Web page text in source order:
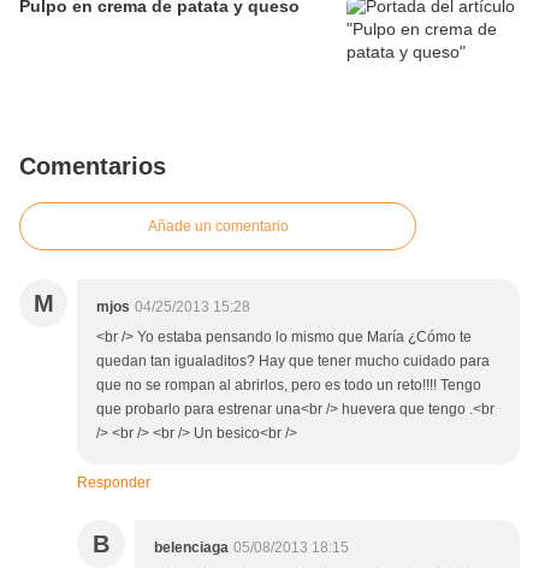
Pulpo en crema de patata y queso
Comentarios
Añade un comentario
M mjos 04/25/2013 15:28
<br /> Yo estaba pensando lo mismo que María ¿Cómo te
quedan tan igualaditos? Hay que tener mucho cuidado para
que no se rompan al abrirlos, pero es todo un reto!!!! Tengo
que probarlo para estrenar una<br /> huevera que tengo .<br
/> <br /> <br /> Un besico<br />
Responder
B belenciaga 05/08/2013 18:15